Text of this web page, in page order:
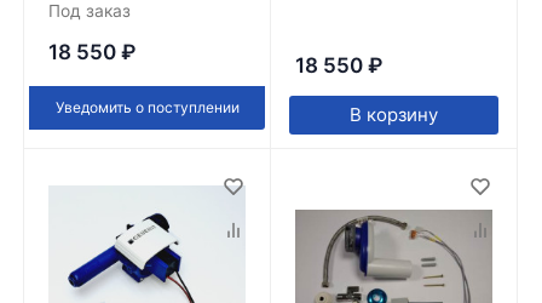
Под заказ
18 550 ₽
Уведомить о поступлении
18 550 ₽
В корзину